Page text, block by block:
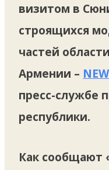
визитом в
строящихся
частей
Армении –
пресс-службе
республики.
Как сообщают